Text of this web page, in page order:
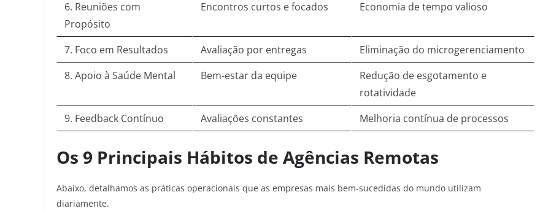
6. Reuniões com
Propósito
Encontros curtos e focados Economia de tempo valioso
7. Foco em Resultados Avaliação por entregas
Eliminação do microgerenciamento
8. Apoio à Saúde Mental
Bem-estar da equipe
Redução de esgotamento e
rotatividade
9. Feedback Contínuo
Avaliações constantes Melhoria contínua de processos
Os 9 Principais Hábitos de Agências Remotas
Abaixo, detalhamos as práticas operacionais que as empresas mais bem-sucedidas do mundo utilizam
diariamente.